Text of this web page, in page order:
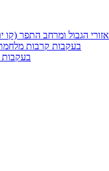
אזורי הגבול ומרחב התפר (קו
בעקבות קרבות